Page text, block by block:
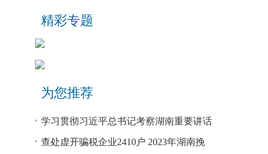
精彩专题
为您推荐
学习贯彻习近平总书记考察湖南重要讲话
和指示精神专题研讨班开班
查处虚开骗税企业2410户 2023年湖南挽